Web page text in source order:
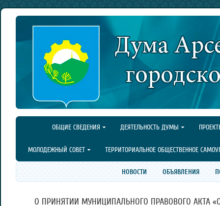
ОБЩИЕ СВЕДЕНИЯ ДЕЯТЕЛЬНОСТЬ ДУМЫ
МОЛОДЕЖНЫЙ СОВЕТ ТЕРРИТОРИАЛЬНОЕ ОБЩЕСТВЕННОЕ
НОВОСТИ ОБЪЯВЛЕНИЯ
О ПРИНЯТИИ МУНИЦИПАЛЬНОГО ПРАВОВОГО АКТА